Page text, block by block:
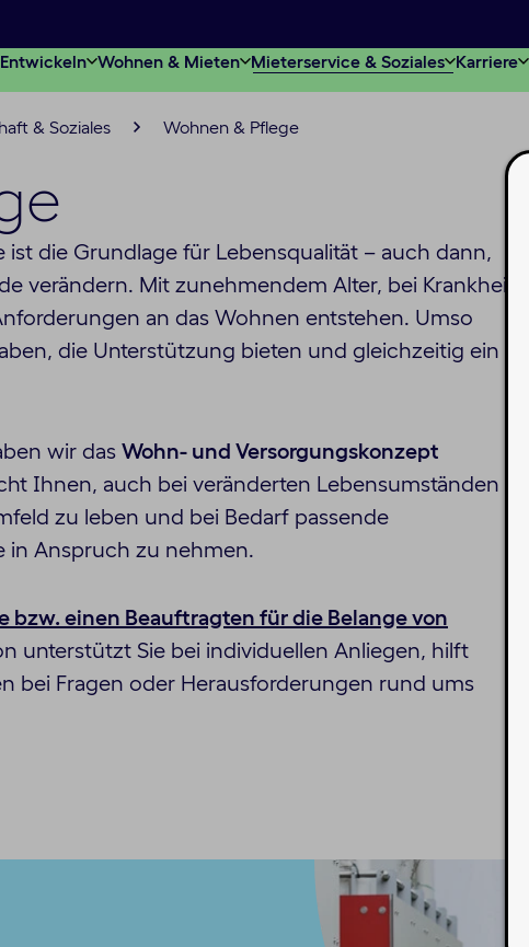
Wohnen & Mieten Mieterservice & Soziales Karriere
& Soziales Wohnen & Pflege
die Grundlage für Lebensqualität – auch dann,
verändern. Mit zunehmendem Alter, bei Krankheit
an das Wohnen entstehen. Umso
die Unterstützung bieten und gleichzeitig ein
wir das Wohn- und Versorgungskonzept
Ihnen, auch bei veränderten Lebensumständen
zu leben und bei Bedarf passende
in Anspruch zu nehmen.
bzw. einen Beauftragten für die Belange von
unterstützt Sie bei individuellen Anliegen, hilft
bei Fragen oder Herausforderungen rund ums